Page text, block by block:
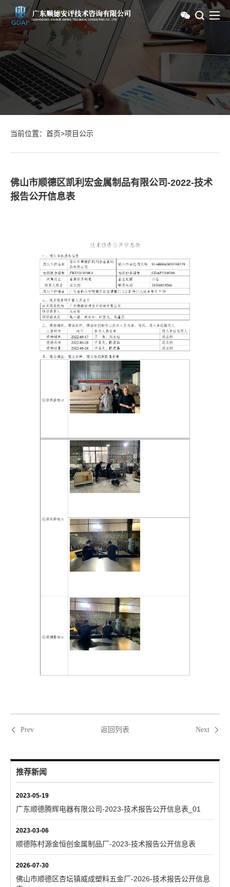
当前位置： 首页>项目公示
佛山市顺德区凯利宏金属制品有限公司-2022-技术
报告公开信息表
Prev 返回列表 Next
推荐新闻
2023-05-19
广东顺德腾辉电器有限公司-2023-技术报告公开信息表_01
2023-03-06
顺德陈村源金恒创金属制品厂-2023-技术报告公开信息表
2026-07-30
佛山市顺德区杏坛镇威成塑料五金厂-2026-技术报告公开信息